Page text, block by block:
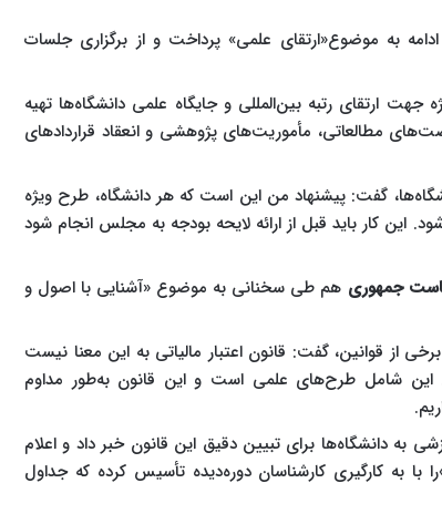
به موضوع«ارتقای علمی» پرداخت و از برگزاری جلسات
ارتقای رتبه بین‌المللی و جایگاه علمی دانشگاه‌ها تهیه
مطالعاتی، مأموریت‌های پژوهشی و انعقاد قراردادهای
گفت: پیشنهاد من این است که هر دانشگاه، طرح ویژه
این کار باید قبل از ارائه لایحه بودجه به مجلس انجام شود
جمهوری هم طی سخنانی به موضوع «آشنایی با اصول و
از قوانین، گفت: قانون اعتبار مالیاتی به این معنا نیست
این شامل طرح‌های علمی است و این قانون به‌طور مداوم
به دانشگاه‌ها برای تبیین دقیق این قانون خبر داد و اعلام
با به کارگیری کارشناسان دوره‌دیده تأسیس کرده که جداول